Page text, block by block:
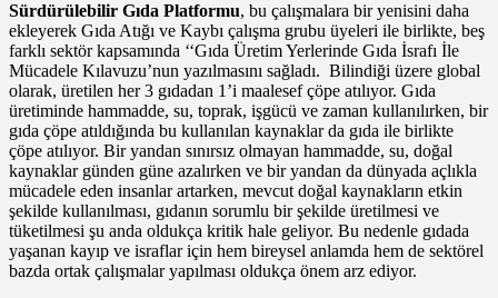
Sürdürülebilir Gıda Platformu, bu çalışmalara bir yenisini daha
ekleyerek Gıda Atığı ve Kaybı çalışma grubu üyeleri ile birlikte, beş
farklı sektör kapsamında ‘‘Gıda Üretim Yerlerinde Gıda İsrafı İle
Mücadele Kılavuzu’nun yazılmasını sağladı. Bilindiği üzere global
olarak, üretilen her 3 gıdadan 1’i maalesef çöpe atılıyor. Gıda
üretiminde hammadde, su, toprak, işgücü ve zaman kullanılırken, bir
gıda çöpe atıldığında bu kullanılan kaynaklar da gıda ile birlikte
çöpe atılıyor. Bir yandan sınırsız olmayan hammadde, su, doğal
kaynaklar günden güne azalırken ve bir yandan da dünyada açlıkla
mücadele eden insanlar artarken, mevcut doğal kaynakların etkin
şekilde kullanılması, gıdanın sorumlu bir şekilde üretilmesi ve
tüketilmesi şu anda oldukça kritik hale geliyor. Bu nedenle gıdada
yaşanan kayıp ve israflar için hem bireysel anlamda hem de sektörel
bazda ortak çalışmalar yapılması oldukça önem arz ediyor.